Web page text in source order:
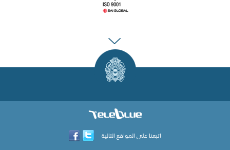
اتبعنا على المواقع التالية